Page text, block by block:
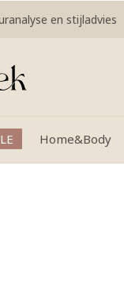
Home&Body
en stijladvies